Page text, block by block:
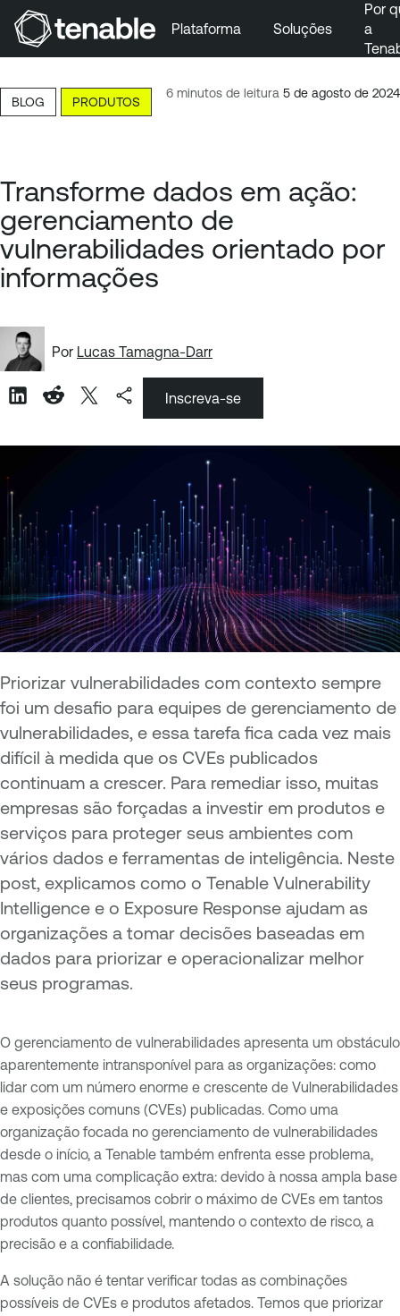
Ir para o conteúdo principal
Ir para o fim
Plataforma Soluções
Por
a
6 minutos de leitura 5 de agosto de 2024
BLOG PRODUTOS
Transforme dados em ação:
gerenciamento de
vulnerabilidades orientado por
informações
Por Lucas Tamagna-Darr
Inscreva-se
Priorizar vulnerabilidades com contexto sempre
foi um desafio para equipes de gerenciamento de
vulnerabilidades, e essa tarefa fica cada vez mais
difícil à medida que os CVEs publicados
continuam a crescer. Para remediar isso, muitas
empresas são forçadas a investir em produtos e
serviços para proteger seus ambientes com
vários dados e ferramentas de inteligência. Neste
post, explicamos como o Tenable Vulnerability
Intelligence e o Exposure Response ajudam as
organizações a tomar decisões baseadas em
dados para priorizar e operacionalizar melhor
seus programas.
O gerenciamento de vulnerabilidades apresenta um obstáculo
aparentemente intransponível para as organizações: como
lidar com um número enorme e crescente de Vulnerabilidades
e exposições comuns (CVEs) publicadas. Como uma
organização focada no gerenciamento de vulnerabilidades
desde o início, a Tenable também enfrenta esse problema,
mas com uma complicação extra: devido à nossa ampla base
de clientes, precisamos cobrir o máximo de CVEs em tantos
produtos quanto possível, mantendo o contexto de risco, a
precisão e a confiabilidade.
A solução não é tentar verificar todas as combinações
possíveis de CVEs e produtos afetados. Temos que priorizar